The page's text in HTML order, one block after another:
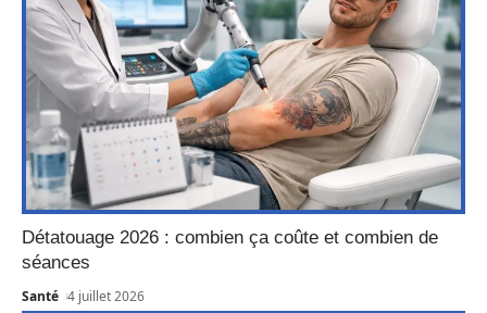
Détatouage 2026 : combien ça coûte et combien de
séances
Santé 4 juillet 2026